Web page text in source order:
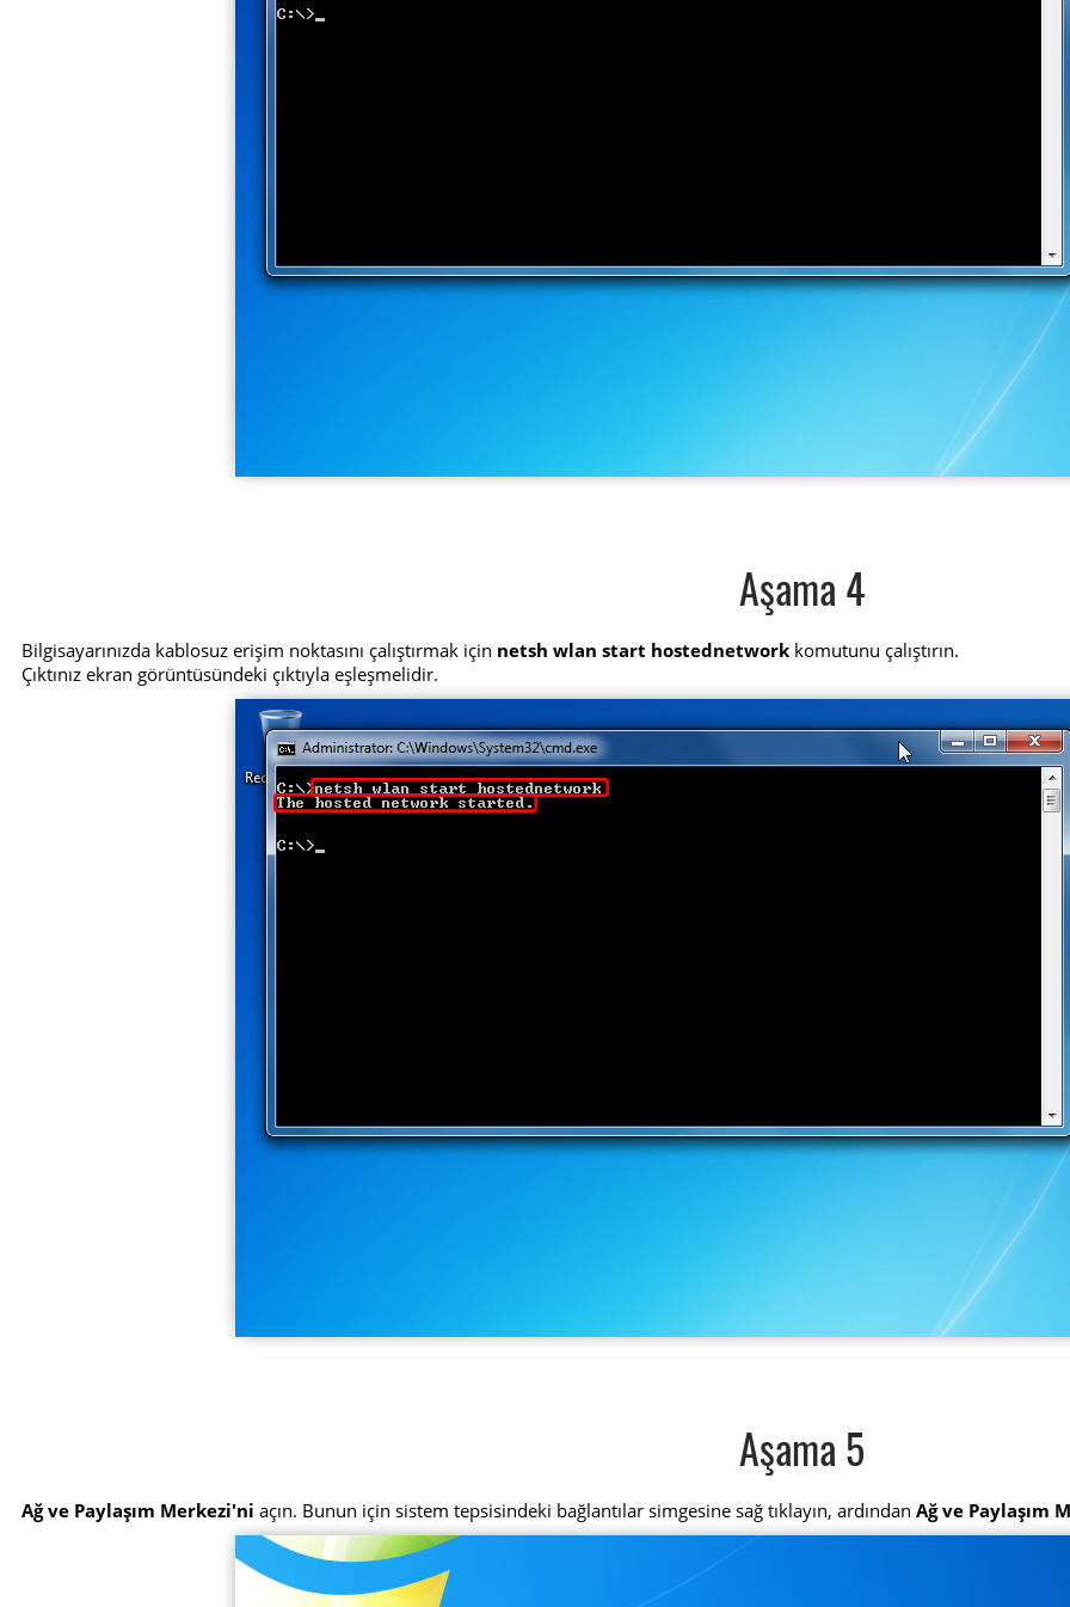
Aşama 4
Bilgisayarınızda kablosuz erişim noktasını çalıştırmak için netsh wlan start hostednetwork komutunu çalıştırın.
Çıktınız ekran görüntüsündeki çıktıyla eşleşmelidir.
Aşama 5
Ağ ve Paylaşım Merkezi'ni açın. Bunun için sistem tepsisindeki bağlantılar simgesine sağ tıklayın, ardındanAğ ve Paylaşım